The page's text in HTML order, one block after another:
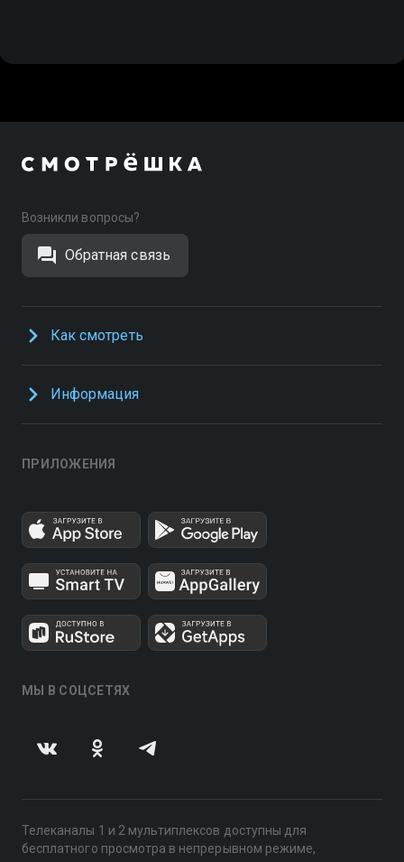
Возникли вопросы?
Обратная связь
Как смотреть
Информация
ПРИЛОЖЕНИЯ
МЫ В СОЦСЕТЯХ
Телеканалы 1 и 2 мультиплексов доступны для
бесплатного просмотра в непрерывном режиме,